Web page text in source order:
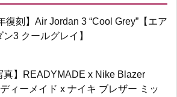
復刻】Air Jordan 3 “Cool Grey”【エア
ン3 クールグレイ】
真】READYMADE x Nike Blazer
ィーメイド x ナイキ ブレザー ミッ